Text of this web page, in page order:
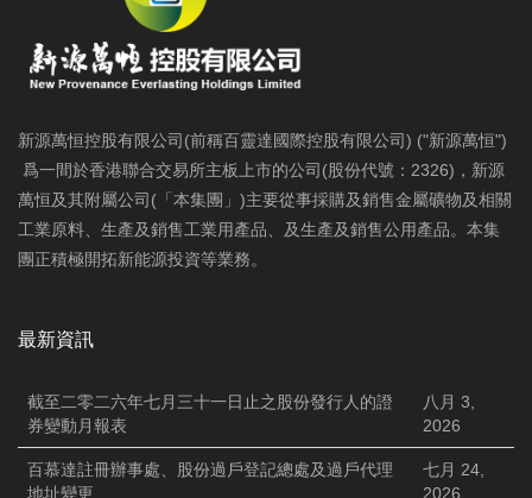
新源萬恒控股有限公司(前稱百靈達國際控股有限公司) ("新源萬恒")
爲一間於香港聯合交易所主板上市的公司(股份代號：2326)，新源
萬恒及其附屬公司(「本集團」)主要從事採購及銷售金屬礦物及相關
工業原料、生產及銷售工業用產品、及生產及銷售公用產品。本集
團正積極開拓新能源投資等業務。
最新資訊
截至二零二六年七月三十一日止之股份發行人的證
券變動月報表
八月 3,
2026
百慕達註冊辦事處、股份過戶登記總處及過戶代理
地址變更
七月 24,
2026